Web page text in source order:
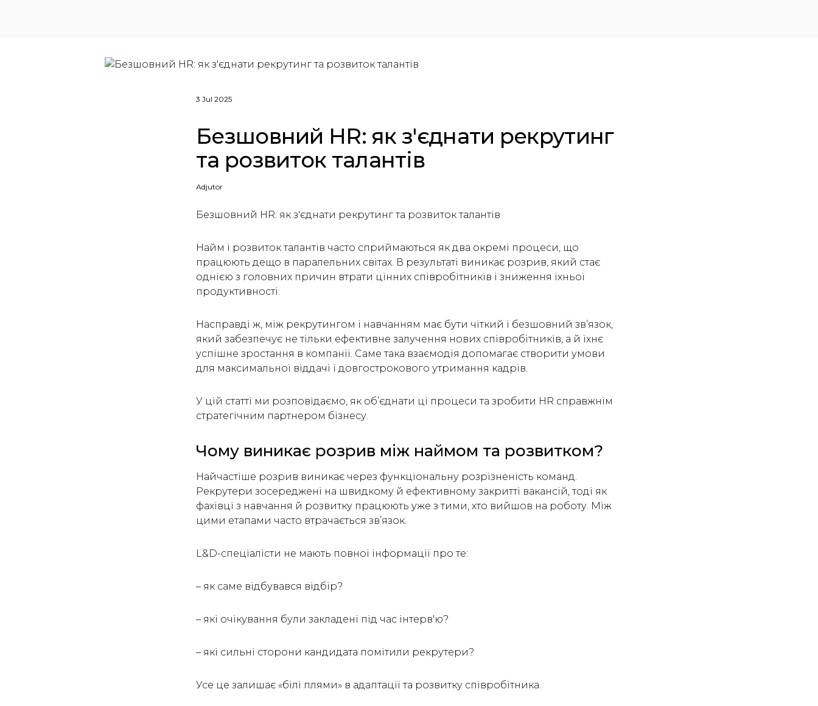
3 Jul 2025
Безшовний HR: як з'єднати рекрутинг
та розвиток талантів
Аdjutor
Безшовний HR: як з'єднати рекрутинг та розвиток талантів
Найм і розвиток талантів часто сприймаються як два окремі процеси, що
працюють дещо в паралельних світах. В результаті виникає розрив, який стає
однією з головних причин втрати цінних співробітників і зниження їхньої
продуктивності.
Насправді ж, між рекрутингом і навчанням має бути чіткий і безшовний зв’язок,
який забезпечує не тільки ефективне залучення нових співробітників, а й їхнє
успішне зростання в компанії. Саме така взаємодія допомагає створити умови
для максимальної віддачі і довгострокового утримання кадрів.
У цій статті ми розповідаємо, як об’єднати ці процеси та зробити HR справжнім
стратегічним партнером бізнесу.
Чому виникає розрив між наймом та розвитком?
Найчастіше розрив виникає через функціональну розрізненість команд.
Рекрутери зосереджені на швидкому й ефективному закритті вакансій, тоді як
фахівці з навчання й розвитку працюють уже з тими, хто вийшов на роботу. Між
цими етапами часто втрачається зв’язок.
L&D-спеціалісти не мають повної інформації про те:
– як саме відбувався відбір?
– які очікування були закладені під час інтерв'ю?
– які сильні сторони кандидата помітили рекрутери?
Усе це залишає «білі плями» в адаптації та розвитку співробітника.